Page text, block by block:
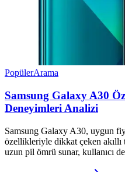
PopülerArama
Samsung Galaxy A30
Deneyimleri Analizi
Samsung Galaxy A30, uygun
özellikleriyle dikkat çeken
uzun pil ömrü sunar, kullanıcı